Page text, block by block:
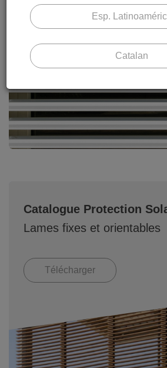
Catalogue Protection
Lames fixes et orientables
Télécharger
Esp.
Catalan